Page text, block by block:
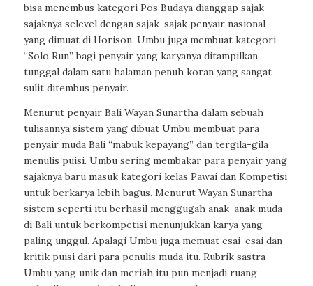
bisa menembus kategori Pos Budaya dianggap sajak-
sajaknya selevel dengan sajak-sajak penyair nasional
yang dimuat di Horison. Umbu juga membuat kategori
“Solo Run” bagi penyair yang karyanya ditampilkan
tunggal dalam satu halaman penuh koran yang sangat
sulit ditembus penyair.
Menurut penyair Bali Wayan Sunartha dalam sebuah
tulisannya sistem yang dibuat Umbu membuat para
penyair muda Bali “mabuk kepayang” dan tergila-gila
menulis puisi. Umbu sering membakar para penyair yang
sajaknya baru masuk kategori kelas Pawai dan Kompetisi
untuk berkarya lebih bagus. Menurut Wayan Sunartha
sistem seperti itu berhasil menggugah anak-anak muda
di Bali untuk berkompetisi menunjukkan karya yang
paling unggul. Apalagi Umbu juga memuat esai-esai dan
kritik puisi dari para penulis muda itu. Rubrik sastra
Umbu yang unik dan meriah itu pun menjadi ruang